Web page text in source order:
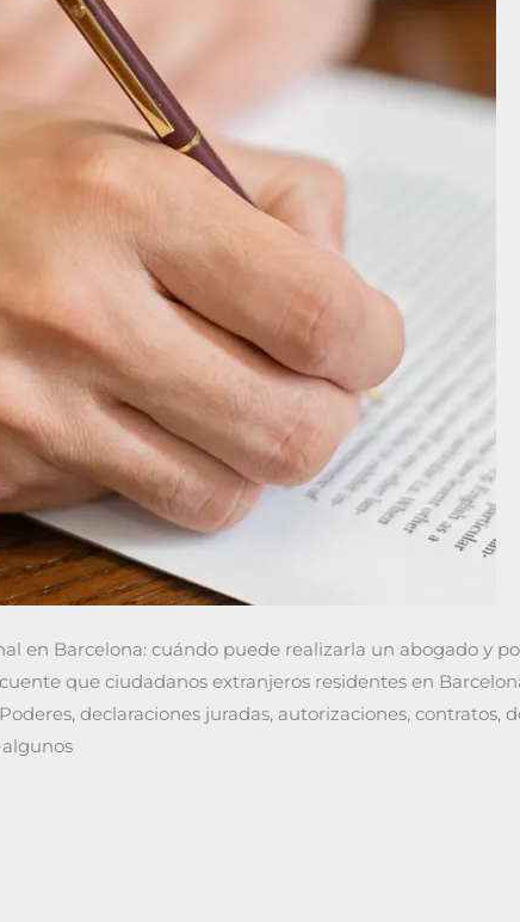
en Barcelona: cuándo puede realizarla un abogado y
que ciudadanos extranjeros residentes en
declaraciones juradas, autorizaciones, contratos,